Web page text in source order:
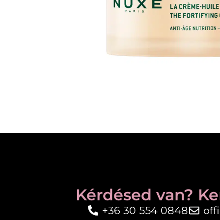
Kérdésed van?
+36 30 554 0848